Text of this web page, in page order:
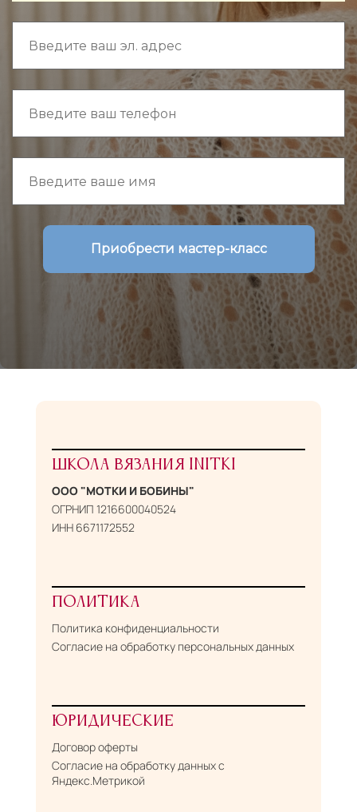
Приобрести мастер-класс
ШКОЛА ВЯЗАНИЯ INITKI
ООО "МОТКИ И БОБИНЫ"
ОГРНИП 1216600040524
ИНН 6671172552
ПОЛИТИКА
Политика конфиденциальности
Согласие на обработку персональных данных
ЮРИДИЧЕСКИЕ
Договор оферты
Согласие на обработку данных с
Яндекс.Метрикой